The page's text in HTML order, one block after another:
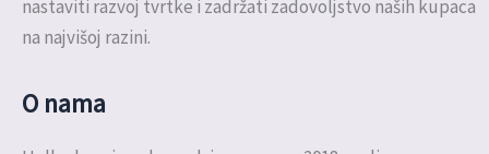
nastaviti razvoj tvrtke i zadržati zadovoljstvo naših kupaca
na najvišoj razini.
O nama